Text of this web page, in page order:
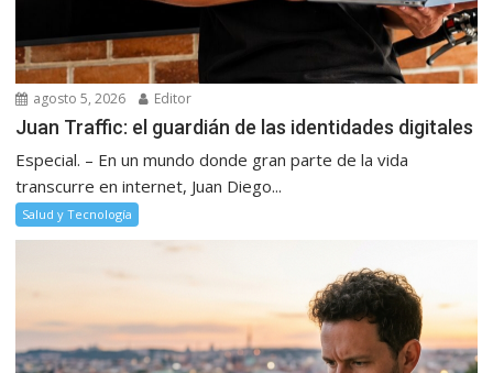
agosto 5, 2026 Editor
Juan Traffic: el guardián de las identidades digitales
Especial. – En un mundo donde gran parte de la vida
transcurre en internet, Juan Diego...
Salud y Tecnología